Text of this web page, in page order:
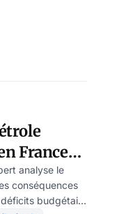
France
?analyse le
conséquences
budgétaire